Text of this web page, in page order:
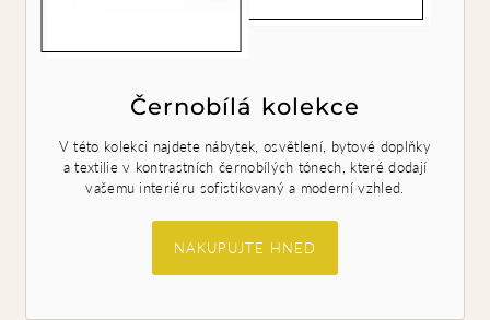
Černobílá kolekce
V této kolekci najdete nábytek, osvětlení, bytové doplňky
a textilie v kontrastních černobílých tónech, které dodají
vašemu interiéru sofistikovaný a moderní vzhled.
NAKUPUJTE HNED